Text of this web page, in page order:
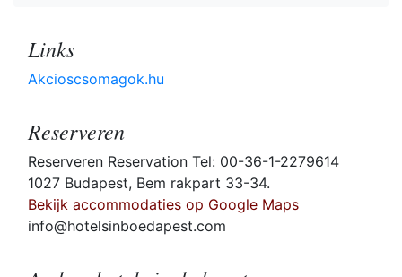
Links
Akcioscsomagok.hu
Reserveren
Reserveren Reservation Tel: 00-36-1-2279614
1027 Budapest, Bem rakpart 33-34.
Bekijk accommodaties op Google Maps
info@hotelsinboedapest.com